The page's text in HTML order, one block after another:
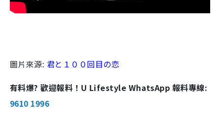
圖片來源: 君と１００回目の恋
有料爆? 歡迎報料！U Lifestyle WhatsApp 報料專線:
9610 1996